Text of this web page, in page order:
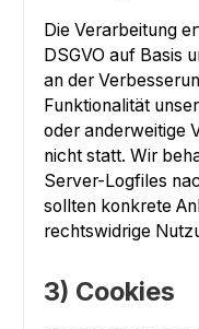
Die Verarbeitung
DSGVO auf Basis
an der
Funktionalität
oder anderweitige
nicht statt. Wir
Server-Logfiles
sollten konkrete
rechtswidrige
3) Cookies